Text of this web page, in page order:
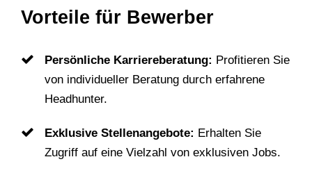
Vorteile für Bewerber
Persönliche Karriereberatung: Profitieren Sie
von individueller Beratung durch erfahrene
Headhunter.
Exklusive Stellenangebote: Erhalten Sie
Zugriff auf eine Vielzahl von exklusiven Jobs.